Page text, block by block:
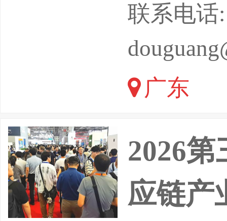
国物流
入全球
要意义。
联系电话
广东
2026
应链产